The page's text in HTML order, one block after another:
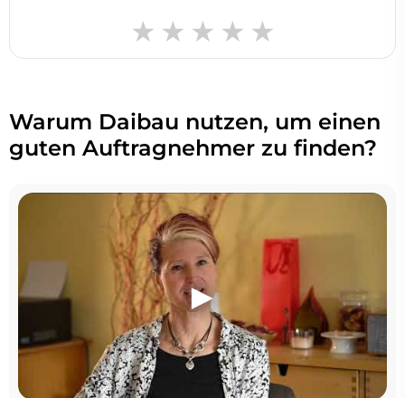
Warum Daibau nutzen, um einen
guten Auftragnehmer zu finden?